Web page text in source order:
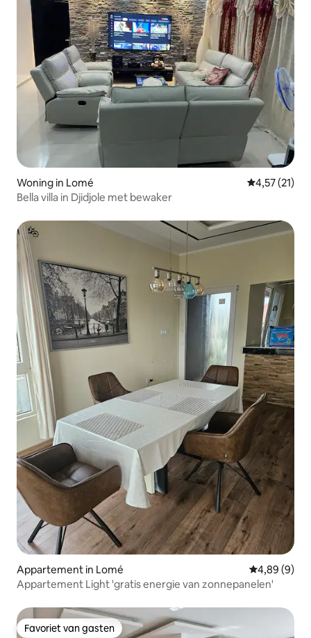
Woning in Lomé Gemiddelde
4,57 (21)
Bella villa in Djidjole met bewaker
Appartement in Lomé Gemiddelde
4,89 (9)
Appartement Light 'gratis energie van zonnepanelen'
Favoriet van gasten
Favoriet van gasten